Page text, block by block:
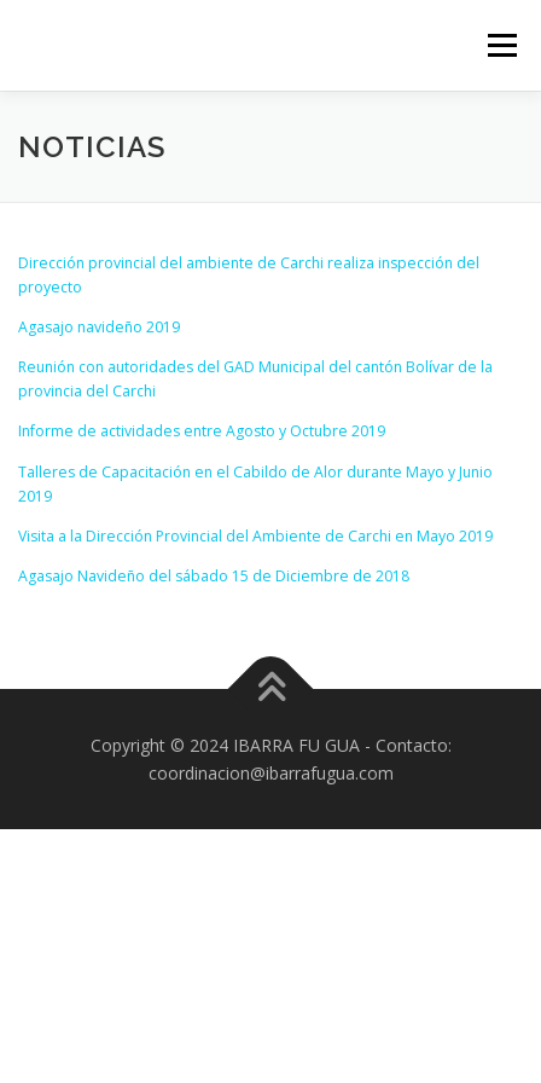
Menú
NOTICIAS
Dirección provincial del ambiente de Carchi realiza inspección del
proyecto
Agasajo navideño 2019
Reunión con autoridades del GAD Municipal del cantón Bolívar de la
provincia del Carchi
Informe de actividades entre Agosto y Octubre 2019
Talleres de Capacitación en el Cabildo de Alor durante Mayo y Junio
2019
Visita a la Dirección Provincial del Ambiente de Carchi en Mayo 2019
Agasajo Navideño del sábado 15 de Diciembre de 2018
Copyright © 2024 IBARRA FU GUA - Contacto:
coordinacion@ibarrafugua.com